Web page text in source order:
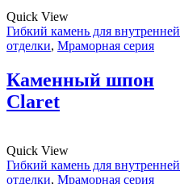
Quick View
Гибкий камень для внутренней
отделки, Мраморная серия
Каменный шпон
Claret
Quick View
Гибкий камень для внутренней
отделки, Мраморная серия